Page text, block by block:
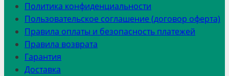
Политика конфиденциальности
Пользовательское соглашение (договор оферта)
Правила оплаты и безопасность платежей
Правила возврата
Гарантия
Доставка